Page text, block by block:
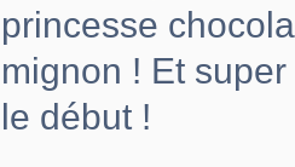
princesse
mignon ! Et
le début !